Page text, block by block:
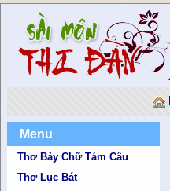
Menu
Thơ Bảy Chữ Tám Câu
Thơ Lục Bát